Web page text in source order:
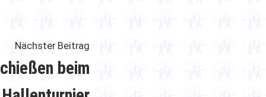
Nächster Beitrag
beim